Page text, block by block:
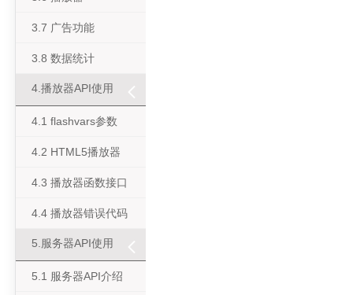
3.7 广告功能
3.8 数据统计
4.播放器API使用
4.1 flashvars参数
4.2 HTML5播放器
4.3 播放器函数接口
4.4 播放器错误代码
5.服务器API使用
5.1 服务器API介绍